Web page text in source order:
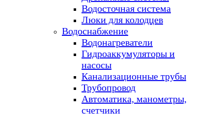
Водосточная система
Люки для колодцев
Водоснабжение
Водонагреватели
Гидроаккумуляторы и
насосы
Канализационные трубы
Трубопровод
Автоматика, манометры,
счетчики